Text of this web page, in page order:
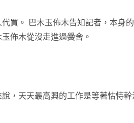
買。 巴木玉佈木告知記者，本身
佈木從沒走進過黌舍。
，天天最高興的工作是等著怙恃